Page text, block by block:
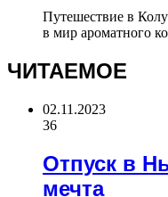
Путешествие в
в мир ароматного
ЧИТАЕМОЕ
02.11.2023
36
Отпуск в
мечта